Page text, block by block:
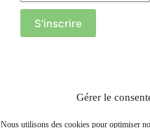
Gérer le
Nous utilisons des cookies pour optimiser
S'inscrire